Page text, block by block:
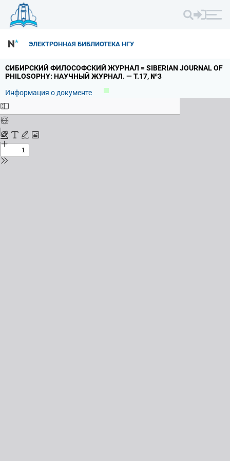
ЭЛЕКТРОННАЯ БИБЛИОТЕКА НГУ
СИБИРСКИЙ ФИЛОСОФСКИЙ ЖУРНАЛ = SIBERIAN JOURNAL OF
PHILOSOPHY: НАУЧНЫЙ ЖУРНАЛ. — Т.17,№3
Информация о документе